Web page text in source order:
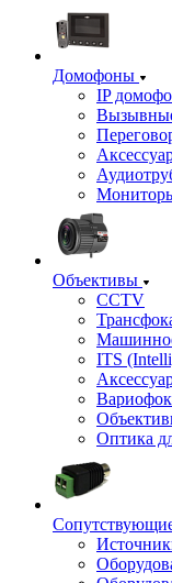
Домофоны
IP
Объективы
CCTV
ITS
Оптика